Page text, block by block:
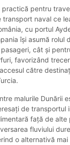
pentru
transport naval ce
cu portul
își asumă rolul
cât și
favorizând
către
malurile Dunării
de transportul
față de alte
fluviului
o alternativă mai